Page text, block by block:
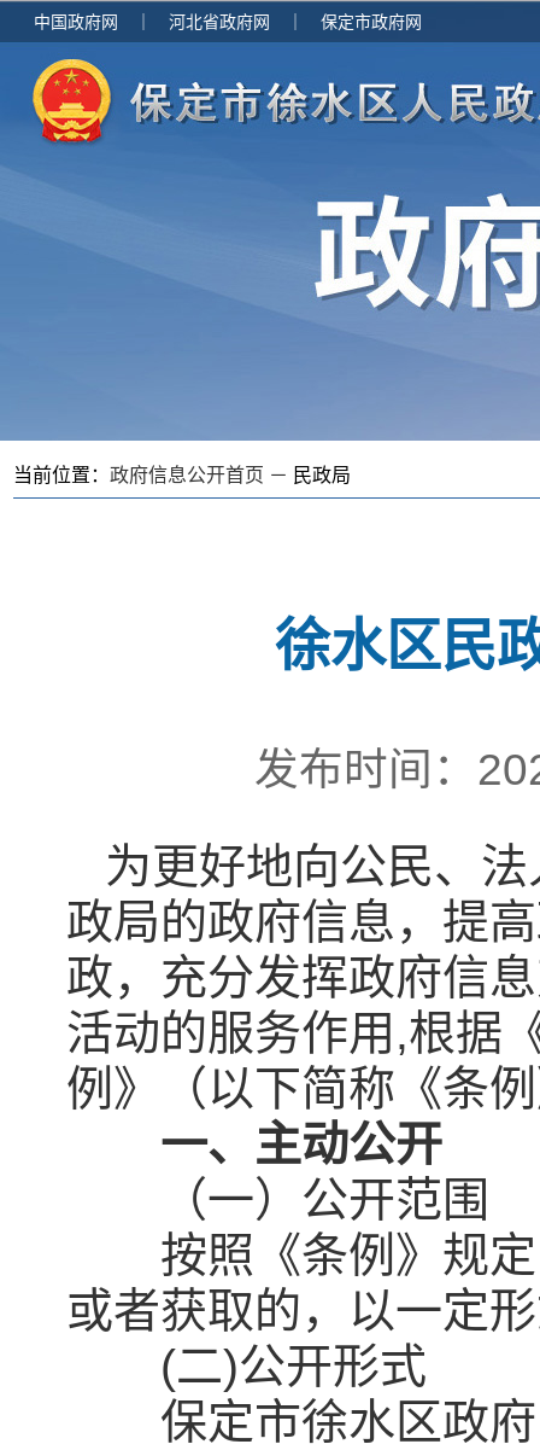
中国政府网 河北省政府网 保定市政府网
当前位置： 政府信息公开首页 － 民政局
徐水区民
发布时间：
为更好地向公民、
政局的政府信息，提
政，充分发挥政府信
活动的服务作用,根据
例》（以下简称《条
一、主动公开
（一）公开范围
按照《条例》规定
或者获取的，以一定
(二)公开形式
保定市徐水区政府